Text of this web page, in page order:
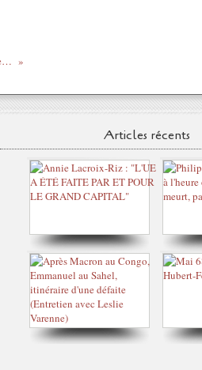
Pourquoi la version acoustique de "Forget" est mieux que celle du disque - Lianne La Havas par Princess Erika
Articles récents